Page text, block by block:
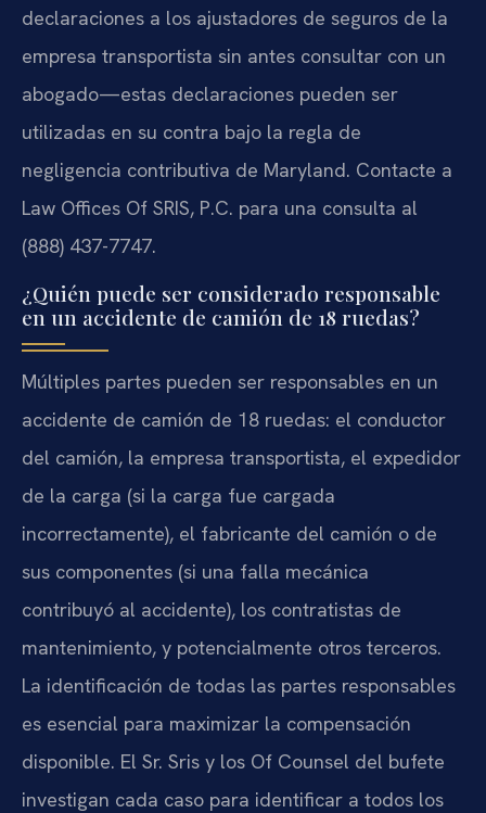
declaraciones a los ajustadores de seguros de la
empresa transportista sin antes consultar con un
abogado—estas declaraciones pueden ser
utilizadas en su contra bajo la regla de
negligencia contributiva de Maryland. Contacte a
Law Offices Of SRIS, P.C. para una consulta al
(888) 437-7747.
¿Quién puede ser considerado responsable
en un accidente de camión de 18 ruedas?
Múltiples partes pueden ser responsables en un
accidente de camión de 18 ruedas: el conductor
del camión, la empresa transportista, el expedidor
de la carga (si la carga fue cargada
incorrectamente), el fabricante del camión o de
sus componentes (si una falla mecánica
contribuyó al accidente), los contratistas de
mantenimiento, y potencialmente otros terceros.
La identificación de todas las partes responsables
es esencial para maximizar la compensación
disponible. El Sr. Sris y los Of Counsel del bufete
investigan cada caso para identificar a todos los